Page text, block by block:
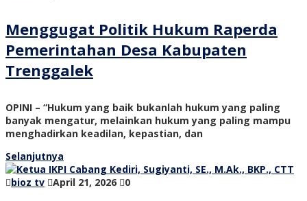
Menggugat Politik Hukum Raperda
Pemerintahan Desa Kabupaten
Trenggalek
OPINI – “Hukum yang baik bukanlah hukum yang paling
banyak mengatur, melainkan hukum yang paling mampu
menghadirkan keadilan, kepastian, dan
Selanjutnya
bioz tv
April 21, 2026 0